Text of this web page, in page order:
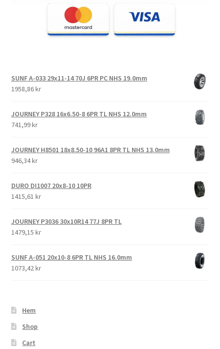
SUNF A-033 29x11-14 70J 6PR PC NHS 19.0mm
1958,86 kr
JOURNEY P328 16x6.50-8 6PR TL NHS 12.0mm
741,99 kr
JOURNEY H8501 18x8.50-10 96A1 8PR TL NHS 13.0mm
946,34 kr
DURO DI1007 20x8-10 10PR
1415,61 kr
JOURNEY P3036 30x10R14 77J 8PR TL
1479,15 kr
SUNF A-051 20x10-8 6PR TL NHS 16.0mm
1073,42 kr
Hem
Shop
Cart